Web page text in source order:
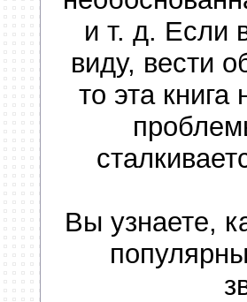
и т. д. Если
виду, вести
то эта книга
Вы узнаете,